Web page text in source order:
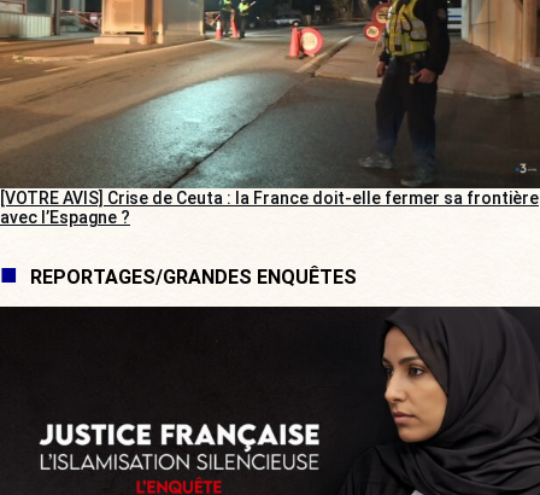
[VOTRE AVIS] Crise de Ceuta : la France doit-elle fermer sa frontière
avec l’Espagne ?
REPORTAGES/GRANDES ENQUÊTES